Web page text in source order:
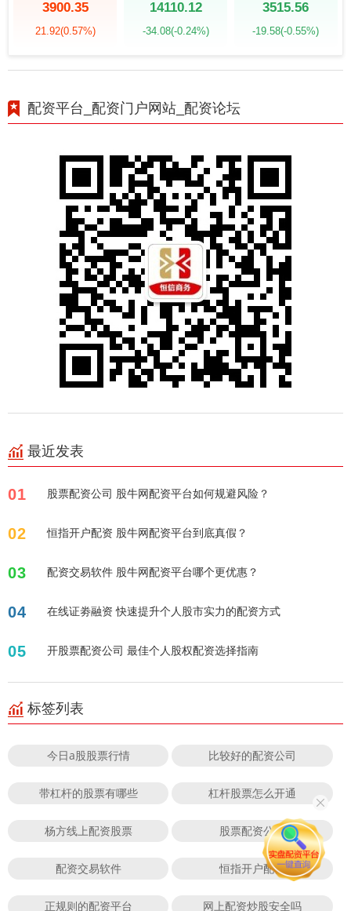
3900.35
21.92(0.57%)
14110.12
-34.08(-0.24%)
3515.56
-19.58(-0.55%)
配资平台_配资门户网站_配资论坛
最近发表
01 股票配资公司 股牛网配资平台如何规避风险？
02 恒指开户配资 股牛网配资平台到底真假？
03 配资交易软件 股牛网配资平台哪个更优惠？
04 在线证劵融资 快速提升个人股市实力的配资方式
05 开股票配资公司 最佳个人股权配资选择指南
标签列表
今日a股股票行情 比较好的配资公司
带杠杆的股票有哪些 杠杆股票怎么开通
杨方线上配资股票 股票配资公司
配资交易软件 恒指开户配资
正规则的配资平台 网上配资炒股安全吗